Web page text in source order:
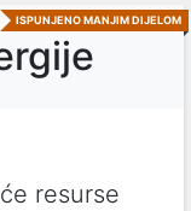
ISPUNJENO MANJIM DIJELOM
resurse